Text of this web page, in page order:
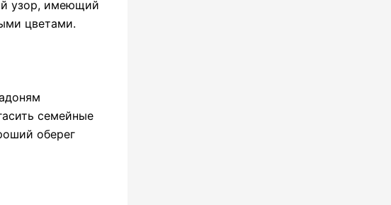
узор, имеющий
цветами.
семейные
оберег